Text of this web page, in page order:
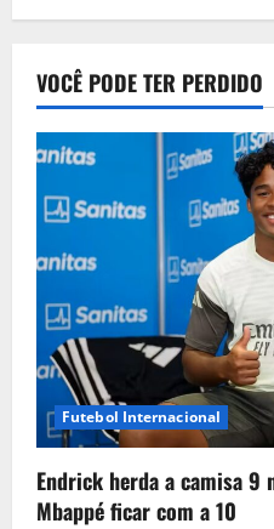
VOCÊ PODE TER PERDIDO
Futebol Internacional
Endrick herda a camisa 9
Mbappé ficar com a 10